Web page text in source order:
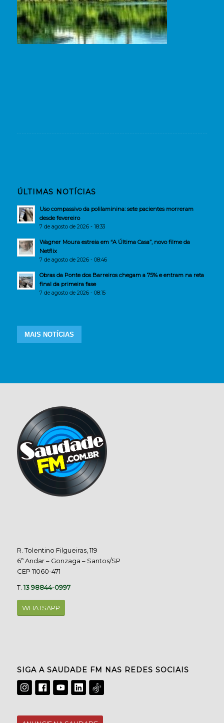
ÚLTIMAS NOTÍCIAS
Uso compassivo da polilaminina: sete pacientes morreram
desde fevereiro
7 de agosto de 2026 - 18:33
Wagner Moura estreia em “A Última Casa”, novo filme da
Netflix
7 de agosto de 2026 - 08:46
Obras da Ponte dos Barreiros chegam a 75% e entram na reta
final da primeira fase
7 de agosto de 2026 - 08:15
MAIS NOTÍCIAS
R. Tolentino Filgueiras, 119
6º Andar – Gonzaga – Santos/SP
CEP 11060-471
T.13 98844-0997
WHATSAPP
SIGA A SAUDADE FM NAS REDES SOCIAIS